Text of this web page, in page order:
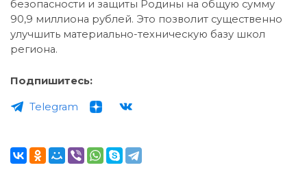
безопасности и защиты Родины на общую сумму
90,9 миллиона рублей. Это позволит существенно
улучшить материально-техническую базу школ
региона.
Подпишитесь:
Telegram